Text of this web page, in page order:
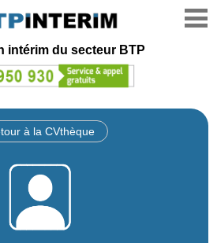
intérim du secteur BTP
à la CVthèque